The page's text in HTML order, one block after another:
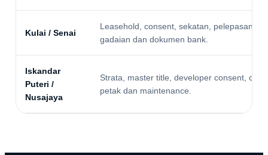
Kulai / Senai
Leasehold, consent, sekatan, pelepasan
gadaian dan dokumen bank.
Iskandar
Puteri /
Nusajaya
Strata, master title, developer consent, cukai
petak dan maintenance.